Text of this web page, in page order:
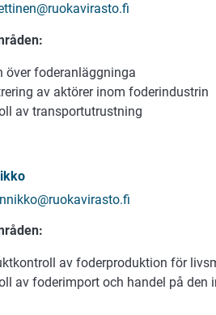
över foderanläggninga
av aktörer inom foderindustrin
av transportutrustning
av foderproduktion för
av foderimport och handel på den